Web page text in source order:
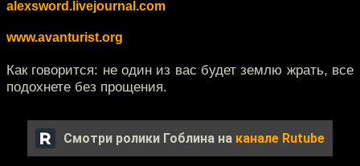
alexsword.livejournal.com
www.avanturist.org
Как говорится: не один из вас будет землю жрать, все
подохнете без прощения.
Смотри ролики Гоблина на канале Rutube